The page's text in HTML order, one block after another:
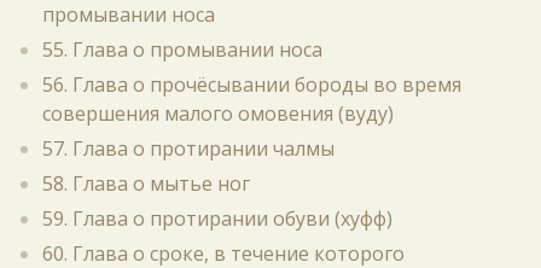
промывании носа
55. Глава о промывании носа
56. Глава о прочёсывании бороды во время
совершения малого омовения (вуду)
57. Глава о протирании чалмы
58. Глава о мытье ног
59. Глава о протирании обуви (хуфф)
60. Глава о сроке, в течение которого